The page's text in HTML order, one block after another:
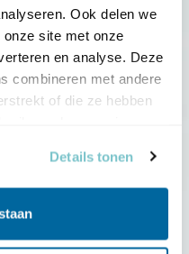
Ook delen we
site met onze
en analyse. Deze
combineren met andere
of die ze hebben
Details tonen